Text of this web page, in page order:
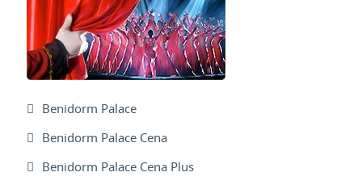
Benidorm Palace
Benidorm Palace Cena
Benidorm Palace Cena Plus